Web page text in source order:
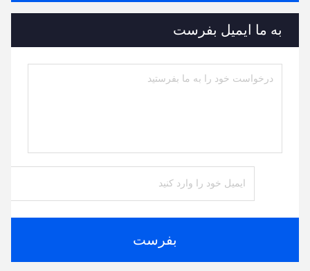
به ما ایمیل بفرست
بفرست